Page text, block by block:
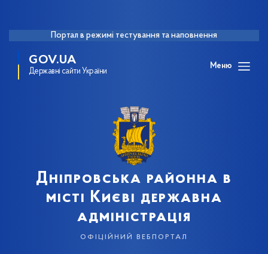
Портал в режимі тестування та наповнення
GOV.UA
Державні сайти України
Меню
Дніпровська районна в
місті Києві державна
адміністрація
офіційний вебпортал